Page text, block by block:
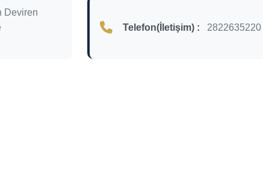
Deviren
Telefon(İletişim) : 2822635220